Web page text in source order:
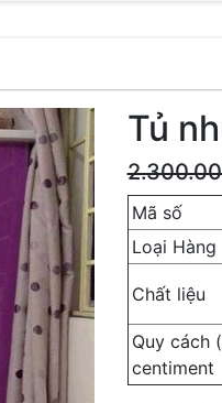
Tủ
Mã số
Loại Hàng
Chất liệu
Quy cách
centiment